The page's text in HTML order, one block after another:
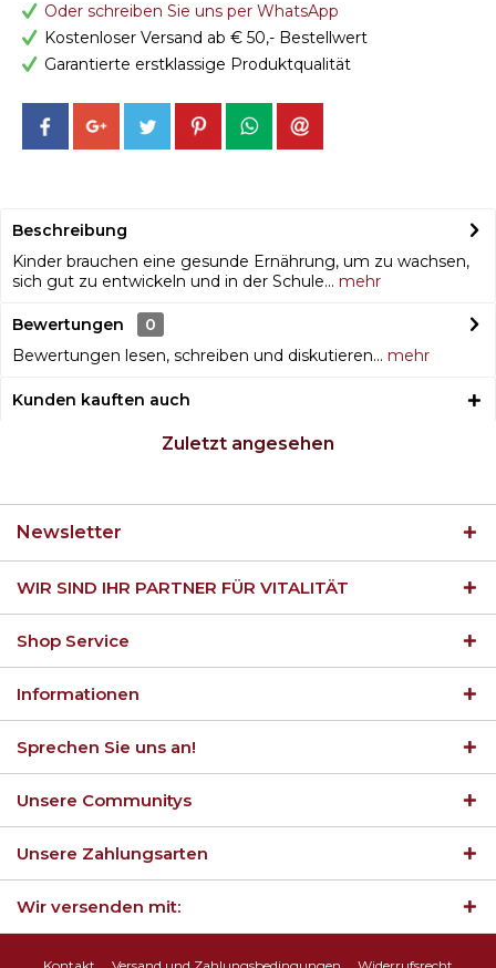
Oder schreiben Sie uns per WhatsApp
Kostenloser Versand ab € 50,- Bestellwert
Garantierte erstklassige Produktqualität
Beschreibung
Kinder brauchen eine gesunde Ernährung, um zu wachsen,
sich gut zu entwickeln und in der Schule... mehr
Bewertungen
0
Bewertungen lesen, schreiben und diskutieren... mehr
Kunden kauften auch
Zuletzt angesehen
Newsletter
WIR SIND IHR PARTNER FÜR VITALITÄT
Shop Service
Informationen
Sprechen Sie uns an!
Unsere Communitys
Unsere Zahlungsarten
Wir versenden mit: